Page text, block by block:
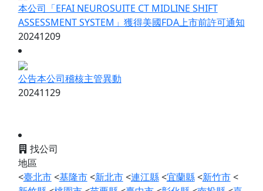
本公司「EFAI NEUROSUITE CT MIDLINE SHIFT
ASSESSMENT SYSTEM」獲得美國FDA上市前許可通知
20241209
公告本公司稽核主管異動
20241129
找公司
地區
<臺北市<基隆市<新北市<連江縣<宜蘭縣<新竹市<